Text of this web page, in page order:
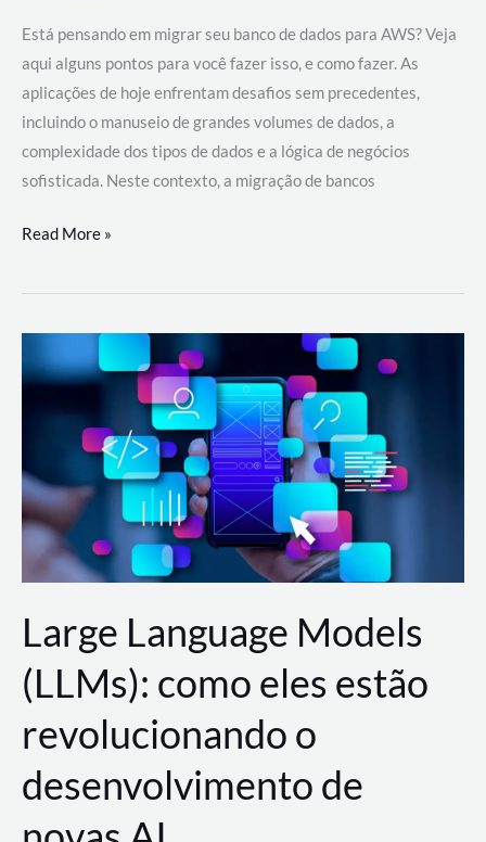
Está pensando em migrar seu banco de dados para AWS? Veja
aqui alguns pontos para você fazer isso, e como fazer. As
aplicações de hoje enfrentam desafios sem precedentes,
incluindo o manuseio de grandes volumes de dados, a
complexidade dos tipos de dados e a lógica de negócios
sofisticada. Neste contexto, a migração de bancos
Por
migrar
de
a
AWS?
Read More »
Large Language Models
(LLMs): como eles estão
revolucionando o
desenvolvimento de